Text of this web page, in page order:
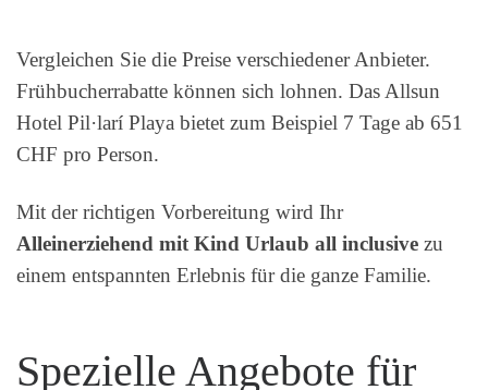
Vergleichen Sie die Preise verschiedener Anbieter.
Frühbucherrabatte können sich lohnen. Das Allsun
Hotel Pil·larí Playa bietet zum Beispiel 7 Tage ab 651
CHF pro Person.
Mit der richtigen Vorbereitung wird Ihr
Alleinerziehend mit Kind Urlaub all inclusive zu
einem entspannten Erlebnis für die ganze Familie.
Spezielle Angebote für